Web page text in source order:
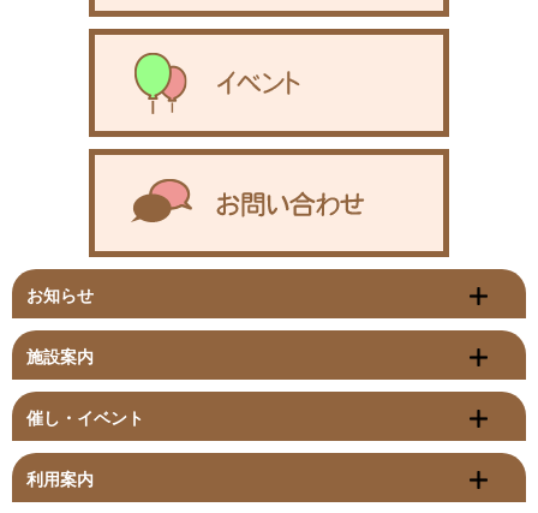
お知らせ
施設案内
催し・イベント
利用案内